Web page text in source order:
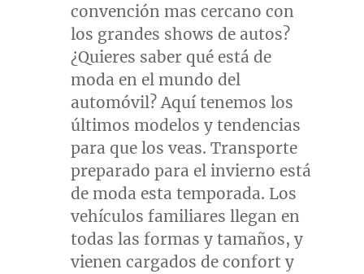
convención mas cercano con
los grandes shows de autos?
¿Quieres saber qué está de
moda en el mundo del
automóvil? Aquí tenemos los
últimos modelos y tendencias
para que los veas. Transporte
preparado para el invierno está
de moda esta temporada. Los
vehículos familiares llegan en
todas las formas y tamaños, y
vienen cargados de confort y